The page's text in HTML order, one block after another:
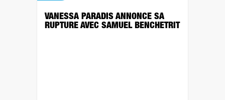
VANESSA PARADIS ANNONCE SA
RUPTURE AVEC SAMUEL BENCHETRIT